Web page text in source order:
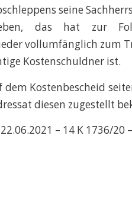
seine
das hat zur
vollumfänglich zum
Kostenschuldner ist.
Kostenbescheid
diesen zugestellt
– 14 K 1736/20 –